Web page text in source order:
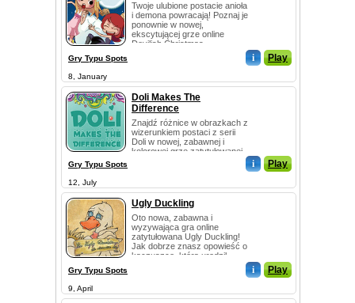
Twoje ulubione postacie anioła
i demona powracają! Poznaj je
ponownie w nowej,
ekscytującej grze online
Devilish Christmas...
Gry Typu Spots i Play
8, January
Doli Makes The
Difference
Znajdź różnice w obrazkach z
wizerunkiem postaci z serii
Doli w nowej, zabawnej i
kolorowej grze zatytułowanej
Gry Typu Spots i Play
12, July
Ugly Duckling
Oto nowa, zabawna i
wyzywająca gra online
zatytułowana Ugly Duckling!
Jak dobrze znasz opowieść o
kaczuszce, która urodził...
Gry Typu Spots i Play
9, April